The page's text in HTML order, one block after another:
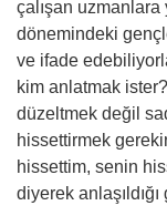
çalışan
dönemindeki
ve ifade
kim anlatmak
düzeltmek değil
hissettirmek
hissettim, senin
diyerek